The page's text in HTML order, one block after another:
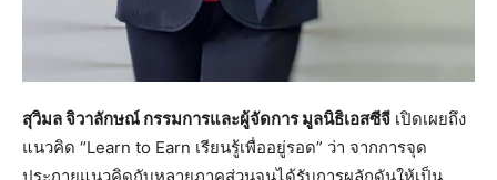
สุวิมล จิวาลักษณ์ กรรมการและผู้จัดการ มูลนิธิเอสซีจี เปิดเผยถึง
แนวคิด “Learn to Earn เรียนรู้เพื่ออยู่รอด” ว่า จากการจุด